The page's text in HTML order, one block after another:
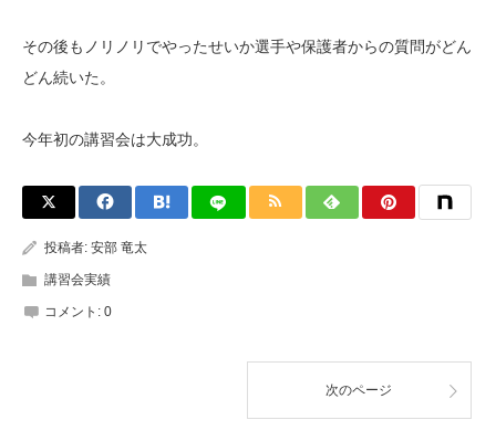
その後もノリノリでやったせいか選手や保護者からの質問がどん
どん続いた。
今年初の講習会は大成功。
投稿者: 安部 竜太
講習会実績
コメント: 0
次のページ